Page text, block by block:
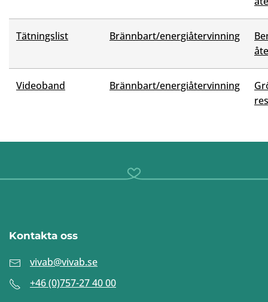
Tätningslist Brännbart/energiåtervinning
Videoband Brännbart/energiåtervinning
Kontakta oss
vivab@vivab.se
+46 (0)757-27 40 00